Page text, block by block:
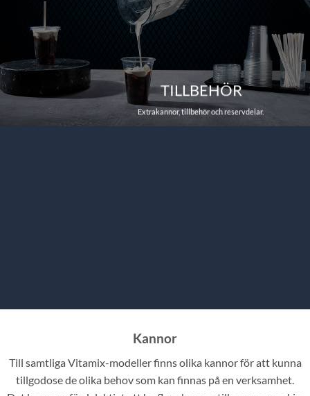
TILLBEHÖR
Extrakannor, tillbehör och reservdelar.
Kannor
Till samtliga Vitamix-modeller finns olika kannor för att kunna
tillgodose de olika behov som kan finnas på en verksamhet.